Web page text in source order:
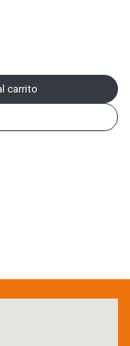
carrito